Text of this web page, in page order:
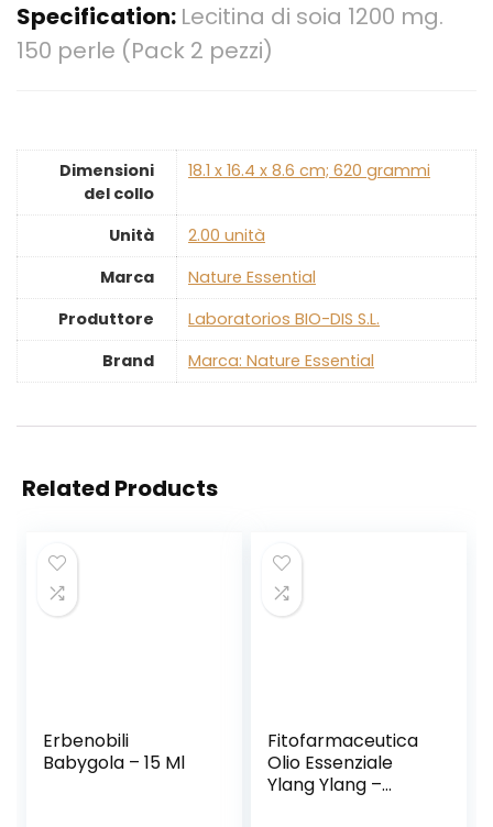
Specification: Lecitina di soia 1200 mg.
150 perle (Pack 2 pezzi)
Dimensioni
del collo
‎18.1 x 16.4 x 8.6 cm; 620 grammi
Unità
‎2.00 unità
Marca
‎Nature Essential
Produttore
‎Laboratorios BIO-DIS S.L.
Brand
Marca: Nature Essential
Related Products
Erbenobili
Babygola – 15 Ml
Fitofarmaceutica
Olio Essenziale
Ylang Ylang –